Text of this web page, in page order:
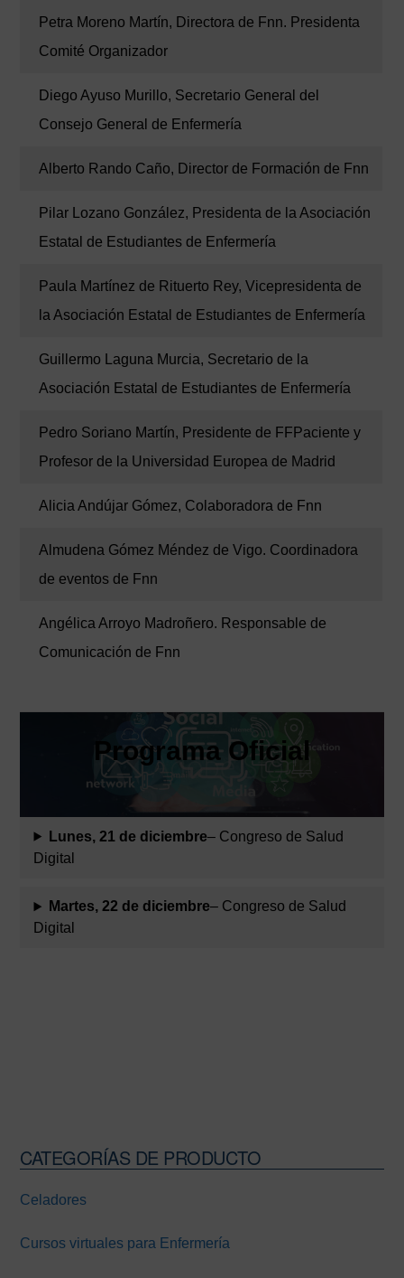
Petra Moreno Martín, Directora de Fnn. Presidenta
Comité Organizador
Diego Ayuso Murillo, Secretario General del
Consejo General de Enfermería
Alberto Rando Caño, Director de Formación de Fnn
Pilar Lozano González, Presidenta de la Asociación
Estatal de Estudiantes de Enfermería
Paula Martínez de Rituerto Rey, Vicepresidenta de
la Asociación Estatal de Estudiantes de Enfermería
Guillermo Laguna Murcia, Secretario de la
Asociación Estatal de Estudiantes de Enfermería
Pedro Soriano Martín, Presidente de FFPaciente y
Profesor de la Universidad Europea de Madrid
Alicia Andújar Gómez, Colaboradora de Fnn
Almudena Gómez Méndez de Vigo. Coordinadora
de eventos de Fnn
Angélica Arroyo Madroñero. Responsable de
Comunicación de Fnn
Programa Oficial
Lunes, 21 de diciembre– Congreso de Salud
Digital
Martes, 22 de diciembre– Congreso de Salud
Digital
Barra
lateral
CATEGORÍAS DE PRODUCTO
Celadores
Cursos virtuales para Enfermería